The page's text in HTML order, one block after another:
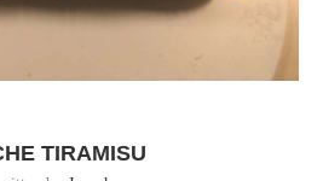
TIRAMISU